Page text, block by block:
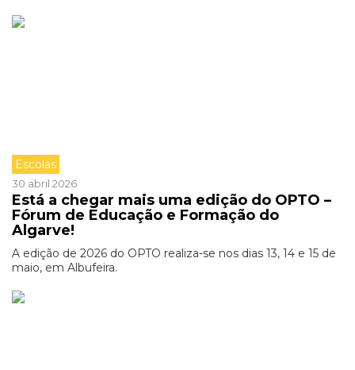
Escolas
30 abril 2026
Está a chegar mais uma edição do OPTO –
Fórum de Educação e Formação do
Algarve!
A edição de 2026 do OPTO realiza-se nos dias 13, 14 e 15 de
maio, em Albufeira.